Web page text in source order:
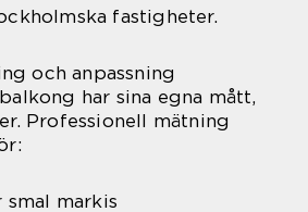
fastigheter.
och anpassning
har sina egna mått,
Professionell mätning
markis